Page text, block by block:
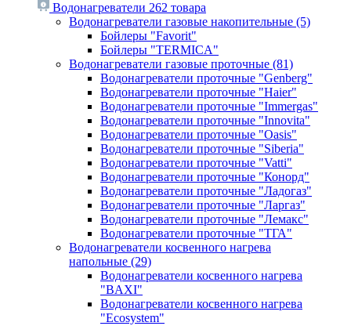
Водонагреватели 262 товара
Водонагреватели газовые накопительные (5)
Бойлеры "Favorit"
Бойлеры "TERMICA"
Водонагреватели газовые проточные (81)
Водонагреватели проточные "Genberg"
Водонагреватели проточные "Haier"
Водонагреватели проточные "Immergas"
Водонагреватели проточные "Innovita"
Водонагреватели проточные "Oasis"
Водонагреватели проточные "Siberia"
Водонагреватели проточные "Vatti"
Водонагреватели проточные "Конорд"
Водонагреватели проточные "Ладогаз"
Водонагреватели проточные "Ларгаз"
Водонагреватели проточные "Лемакс"
Водонагреватели проточные "ТГА"
Водонагреватели косвенного нагрева
напольные (29)
Водонагреватели косвенного нагрева
"BAXI"
Водонагреватели косвенного нагрева
"Ecosystem"